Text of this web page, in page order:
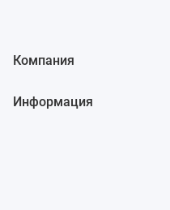
Компания
Информация